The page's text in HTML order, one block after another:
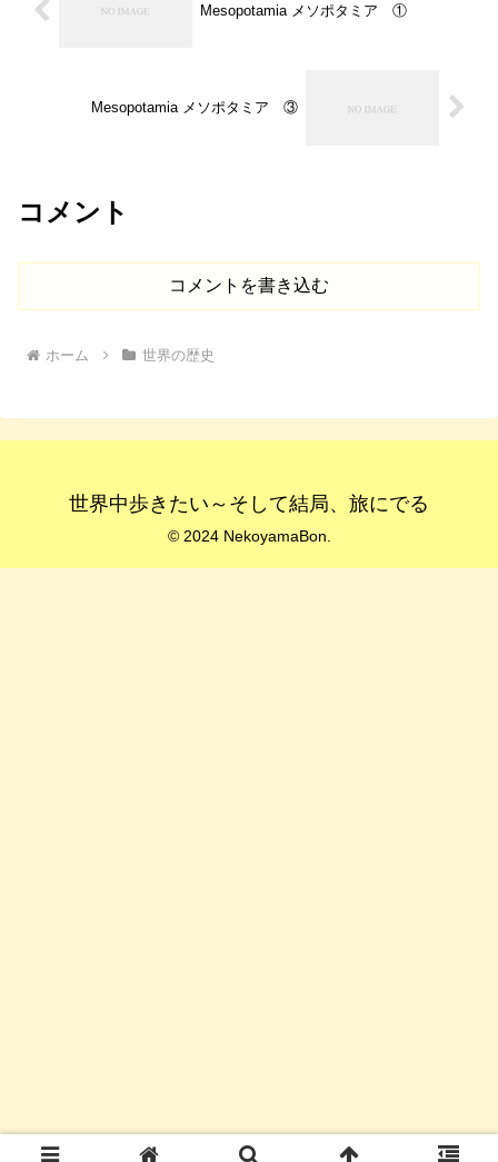
Mesopotamia メソポタミア ①
Mesopotamia メソポタミア ③
コメント
コメントを書き込む
ホーム 世界の歴史
世界中歩きたい～そして結局、旅にでる
© 2024 NekoyamaBon.